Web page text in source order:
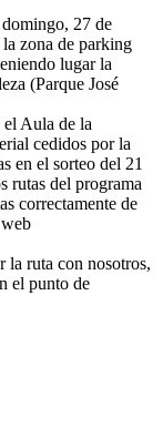
27 de
zona de parking
lugar la
(Parque José
Aula de la
cedidos por la
en el sorteo del 21
rutas del programa
correctamente de
la ruta con nosotros,
el punto de